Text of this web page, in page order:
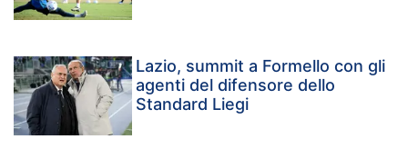
Lazio, summit a Formello con gli
agenti del difensore dello
Standard Liegi